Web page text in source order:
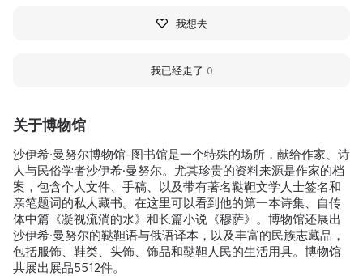
关于博物馆
沙伊希·曼努尔博物馆-图书馆是一个特殊的场所，献给作家、诗
人与民俗学者沙伊希·曼努尔。尤其珍贵的资料来源是作家的档
案，包含个人文件、手稿、以及带有著名鞑靼文学人士签名和
亲笔题词的私人藏书。在这里可以看到他的第一本诗集、自传
体中篇《凝视流淌的水》和长篇小说《穆萨》。博物馆还展出
沙伊希·曼努尔的鞑靼语与俄语译本，以及丰富的民族志藏品，
包括服饰、鞋类、头饰、饰品和鞑靼人民的生活用具。博物馆
共展出展品5512件。
我想去
我已经走了 0